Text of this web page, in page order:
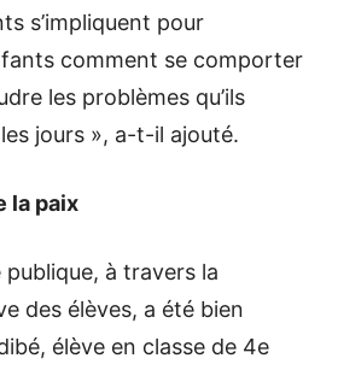
s’impliquent pour
comment se comporter
les problèmes qu’ils
jours », a-t-il ajouté.
la paix
à travers la
des élèves, a été bien
élève en classe de 4e